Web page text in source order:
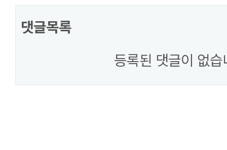
댓글목록
등록된 댓글이 없습